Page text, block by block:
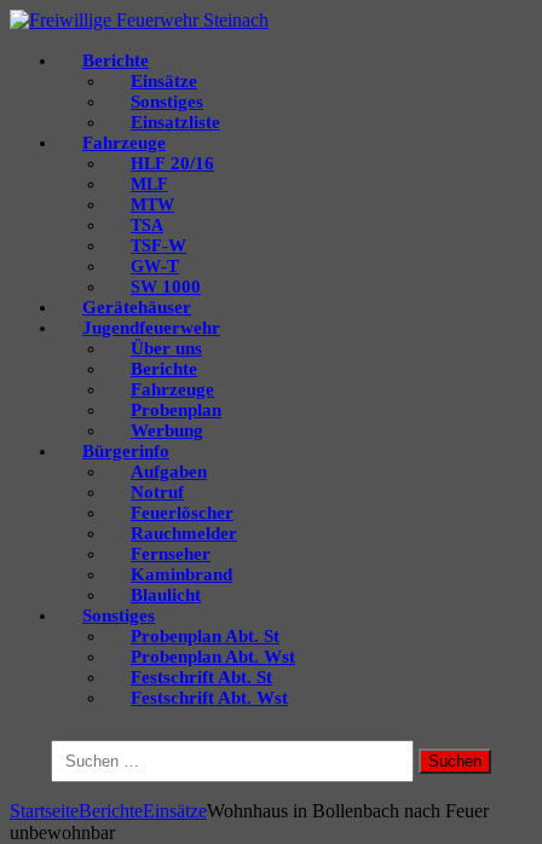
Berichte
Einsätze
Sonstiges
Einsatzliste
Fahrzeuge
HLF 20/16
MLF
MTW
TSA
TSF‑W
GW‑T
SW 1000
Gerätehäuser
Jugendfeuerwehr
Über uns
Berichte
Fahrzeuge
Probenplan
Werbung
Bürgerinfo
Aufgaben
Notruf
Feuerlöscher
Rauchmelder
Fernseher
Kaminbrand
Blaulicht
Sonstiges
Probenplan Abt. St
Probenplan Abt. Wst
Festschrift Abt. St
Festschrift Abt. Wst
nach:
StartseiteBerichteEinsätzeWohnhaus in Bollenbach nach Feuer
unbewohnbar